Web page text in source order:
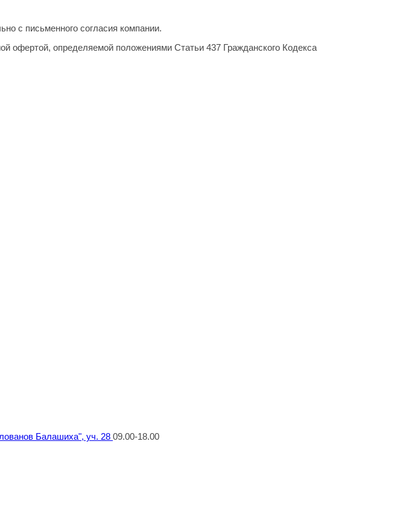
с письменного согласия компании.
офертой, определяемой положениями Статьи 437 Гражданского Кодекса
Балашиха", уч. 28 09.00-18.00